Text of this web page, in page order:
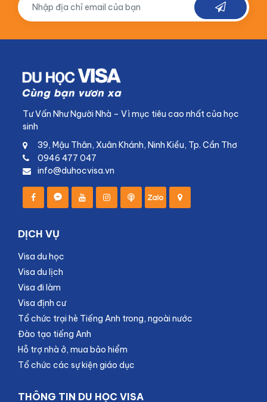
Tư Vấn Như Người Nhà – Vì mục tiêu cao nhất của học
sinh
39, Mậu Thân, Xuân Khánh, Ninh Kiều, Tp. Cần Thơ
0946 477 047
info@duhocvisa.vn
DỊCH VỤ
Visa du học
Visa du lịch
Visa đi làm
Visa định cư
Tổ chức trại hè Tiếng Anh trong, ngoài nước
Đào tạo tiếng Anh
Hỗ trợ nhà ở, mua bảo hiểm
Tổ chức các sự kiện giáo dục
THÔNG TIN DU HỌC VISA